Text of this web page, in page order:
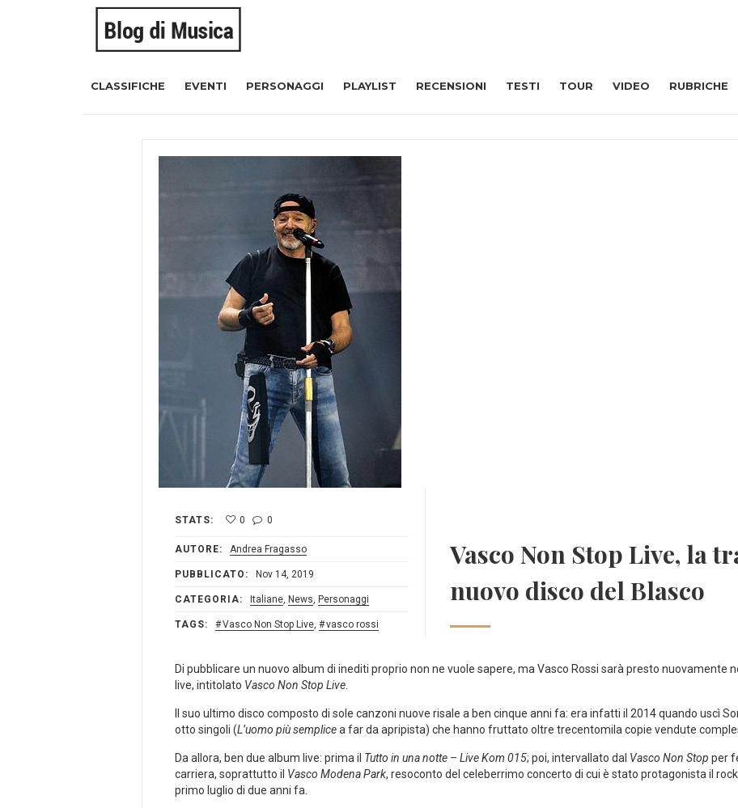
CLASSIFICHE EVENTI PERSONAGGI PLAYLIST RECENSIONI TESTI TOUR VIDEO RUBRICHE
STATS: 0 0
AUTORE: Andrea Fragasso
PUBBLICATO: Nov 14, 2019
CATEGORIA: Italiane, News, Personaggi
TAGS: Vasco Non Stop Live, vasco rossi
Vasco Non Stop Live, la
nuovo disco del Blasco
Di pubblicare un nuovo album di inediti proprio non ne vuole sapere, ma Vasco Rossi sarà presto nuovamente
live, intitolato Vasco Non Stop Live.
Il suo ultimo disco composto di sole canzoni nuove risale a ben cinque anni fa: era infatti il 2014 quando uscì
otto singoli (L’uomo più semplicea far da apripista) che hanno fruttato oltre trecentomila copie vendute
Da allora, ben due album live: prima il Tutto in una notte – Live Kom 015; poi, intervallato dal Vasco Non Stop per
carriera, soprattutto il Vasco Modena Park, resoconto del celeberrimo concerto di cui è stato protagonista il
primo luglio di due anni fa.